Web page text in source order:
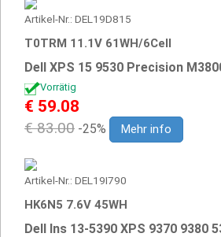
Artikel-Nr.: DEL19D815
T0TRM 11.1V 61WH/6Cell
Dell XPS 15 9530 Precision
Vorrätig
€ 59.08
€ 83.00 -25% Mehr info
Artikel-Nr.: DEL19I790
HK6N5 7.6V 45WH
Dell Ins 13-5390 XPS 9370 9380